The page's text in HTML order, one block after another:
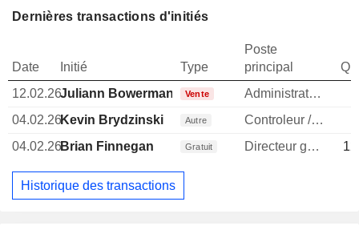
Dernières transactions d'initiés
Date Initié Type
Poste
principal
12.02.26Juliann Bowerman Vente Administrateur
04.02.26Kevin Brydzinski Autre Controleur / auditeur
04.02.26Brian Finnegan Gratuit Directeur general
Historique des transactions